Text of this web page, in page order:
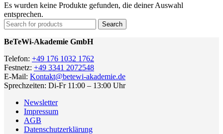
Es wurden keine Produkte gefunden, die deiner Auswahl
entsprechen.
Search
BeTeWi-Akademie GmbH
Telefon: +49 176 1032 1762
Festnetz: +49 3341 2072548
E-Mail: Kontakt@betewi-akademie.de
Sprechzeiten: Di-Fr 11:00 – 13:00 Uhr
Newsletter
Impressum
AGB
Datenschutzerklärung